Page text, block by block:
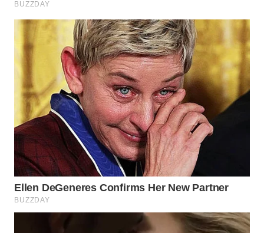
DEPOK
TAPANULI
WN
SAMOSIR
WN
PADANG
LAWAS
WN
SUMEDANG